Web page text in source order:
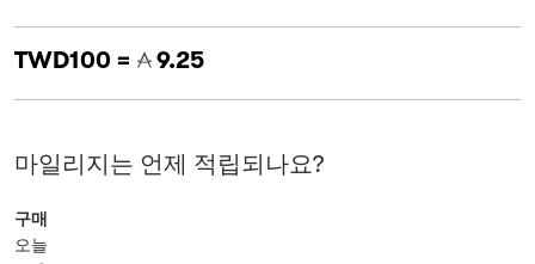
TWD100 = 9.25
마일리지는 언제 적립되나요?
구매
오늘